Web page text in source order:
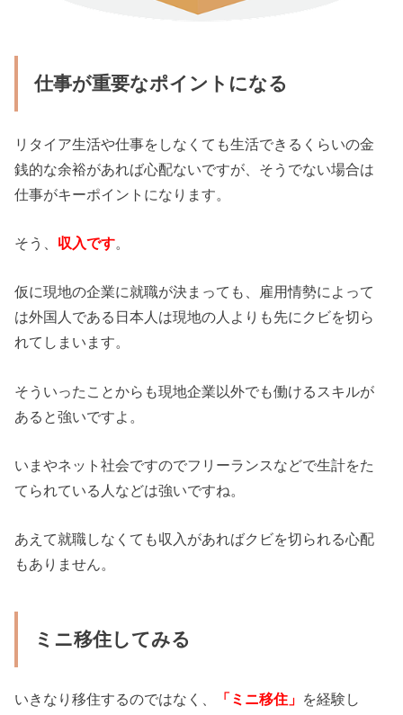
仕事が重要なポイントになる
リタイア生活や仕事をしなくても生活できるくらいの金
銭的な余裕があれば心配ないですが、そうでない場合は
仕事がキーポイントになります。
そう、 収入です。
仮に現地の企業に就職が決まっても、雇用情勢によって
は外国人である日本人は現地の人よりも先にクビを切ら
れてしまいます。
そういったことからも現地企業以外でも働けるスキルが
あると強いですよ。
いまやネット社会ですのでフリーランスなどで生計をた
てられている人などは強いですね。
あえて就職しなくても収入があればクビを切られる心配
もありません。
ミニ移住してみる
いきなり移住するのではなく、 「ミニ移住」 を経験し